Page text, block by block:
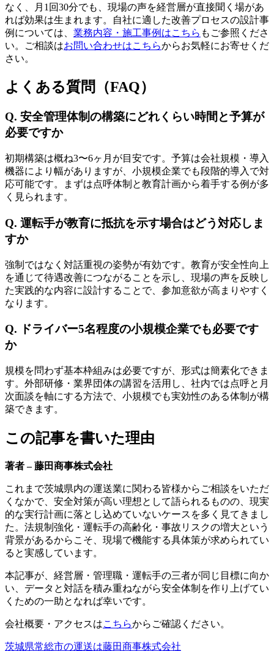
なく、月1回30分でも、現場の声を経営層が直接聞く場があ
れば効果は生まれます。自社に適した改善プロセスの設計事
例については、 業務内容・施工事例はこちら もご参照くださ
い。ご相談はお問い合わせはこちらからお気軽にお寄せくだ
さい。
よくある質問（FAQ）
Q. 安全管理体制の構築にどれくらい時間と予算が
必要ですか
初期構築は概ね3〜6ヶ月が目安です。予算は会社規模・導入
機器により幅がありますが、小規模企業でも段階的導入で対
応可能です。まずは点呼体制と教育計画から着手する例が多
く見られます。
Q. 運転手が教育に抵抗を示す場合はどう対応しま
すか
強制ではなく対話重視の姿勢が有効です。教育が安全性向上
を通じて待遇改善につながることを示し、現場の声を反映し
た実践的な内容に設計することで、参加意欲が高まりやすく
なります。
Q. ドライバー5名程度の小規模企業でも必要です
か
規模を問わず基本枠組みは必要ですが、形式は簡素化できま
す。外部研修・業界団体の講習を活用し、社内では点呼と月
次面談を軸にする方法で、小規模でも実効性のある体制が構
築できます。
この記事を書いた理由
著者 – 藤田商事株式会社
これまで茨城県内の運送業に関わる皆様からご相談をいただ
くなかで、安全対策が高い理想として語られるものの、現実
的な実行計画に落とし込めていないケースを多く見てきまし
た。法規制強化・運転手の高齢化・事故リスクの増大という
背景があるからこそ、現場で機能する具体策が求められてい
ると実感しています。
本記事が、経営層・管理職・運転手の三者が同じ目標に向か
い、データと対話を積み重ねながら安全体制を作り上げてい
くための一助となれば幸いです。
会社概要・アクセスはこちらからご確認ください。
茨城県常総市の運送は藤田商事株式会社